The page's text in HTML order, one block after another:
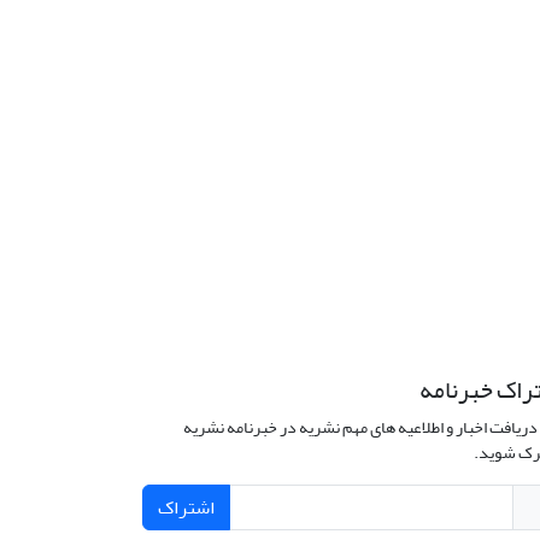
خبرنامه
اخبار و اطلاعیه های مهم نشریه در خبرنامه نشریه
شوید.
اشتراک